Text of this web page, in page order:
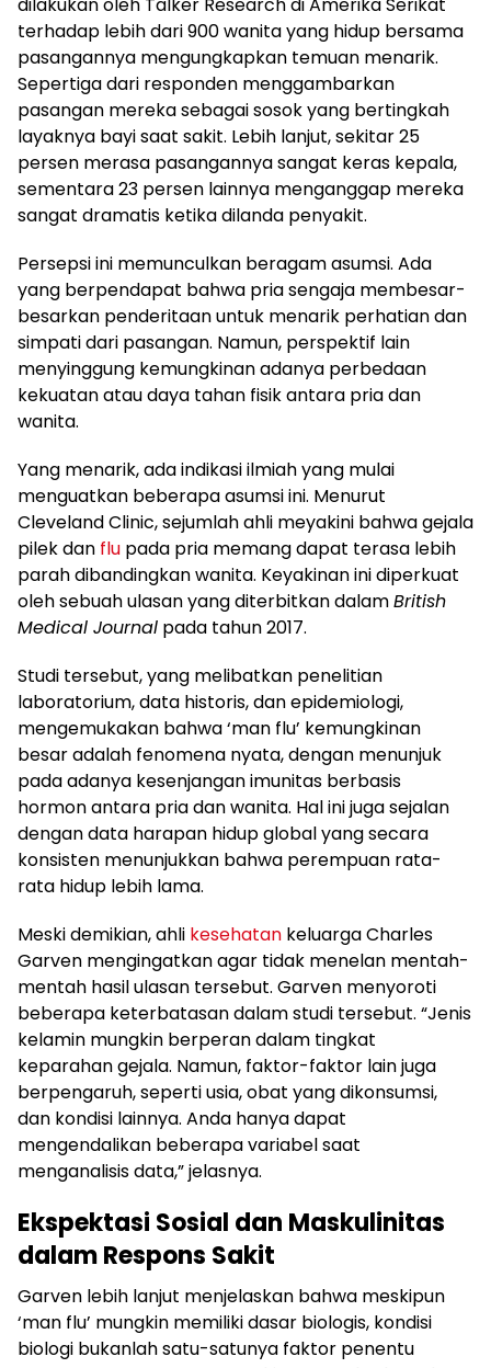
terhadap lebih dari 900 wanita yang hidup bersama
pasangannya mengungkapkan temuan menarik.
Sepertiga dari responden menggambarkan
pasangan mereka sebagai sosok yang bertingkah
layaknya bayi saat sakit. Lebih lanjut, sekitar 25
persen merasa pasangannya sangat keras kepala,
sementara 23 persen lainnya menganggap mereka
sangat dramatis ketika dilanda penyakit.
Persepsi ini memunculkan beragam asumsi. Ada
yang berpendapat bahwa pria sengaja membesar-
besarkan penderitaan untuk menarik perhatian dan
simpati dari pasangan. Namun, perspektif lain
menyinggung kemungkinan adanya perbedaan
kekuatan atau daya tahan fisik antara pria dan
wanita.
Yang menarik, ada indikasi ilmiah yang mulai
menguatkan beberapa asumsi ini. Menurut
Cleveland Clinic, sejumlah ahli meyakini bahwa gejala
pilek dan flu pada pria memang dapat terasa lebih
parah dibandingkan wanita. Keyakinan ini diperkuat
oleh sebuah ulasan yang diterbitkan dalamBritish
Medical Journal pada tahun 2017.
Studi tersebut, yang melibatkan penelitian
laboratorium, data historis, dan epidemiologi,
mengemukakan bahwa ‘man flu’ kemungkinan
besar adalah fenomena nyata, dengan menunjuk
pada adanya kesenjangan imunitas berbasis
hormon antara pria dan wanita. Hal ini juga sejalan
dengan data harapan hidup global yang secara
konsisten menunjukkan bahwa perempuan rata-
rata hidup lebih lama.
Meski demikian, ahli kesehatan keluarga Charles
Garven mengingatkan agar tidak menelan mentah-
mentah hasil ulasan tersebut. Garven menyoroti
beberapa keterbatasan dalam studi tersebut. “Jenis
kelamin mungkin berperan dalam tingkat
keparahan gejala. Namun, faktor-faktor lain juga
berpengaruh, seperti usia, obat yang dikonsumsi,
dan kondisi lainnya. Anda hanya dapat
mengendalikan beberapa variabel saat
menganalisis data,” jelasnya.
Ekspektasi Sosial dan Maskulinitas
dalam Respons Sakit
Garven lebih lanjut menjelaskan bahwa meskipun
‘man flu’ mungkin memiliki dasar biologis, kondisi
biologi bukanlah satu-satunya faktor penentu